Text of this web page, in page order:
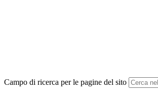
Campo di ricerca per le pagine del sito